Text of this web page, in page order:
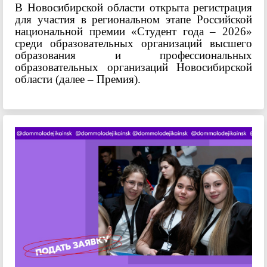
В Новосибирской области открыта регистрация
для участия в региональном этапе Российской
национальной премии «Студент года – 2026»
среди образовательных организаций высшего
образования и профессиональных
образовательных организаций Новосибирской
области (далее – Премия).